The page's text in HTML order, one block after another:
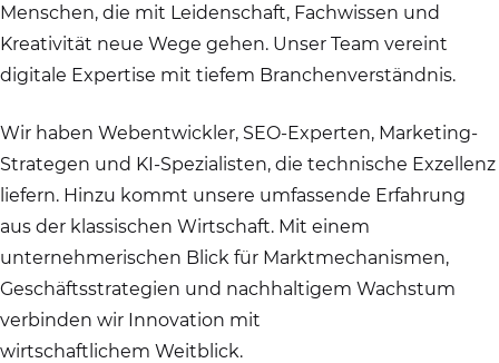
Menschen, die mit Leidenschaft, Fachwissen und
Kreativität neue Wege gehen. Unser Team vereint
digitale Expertise mit tiefem Branchenverständnis.
Wir haben Webentwickler, SEO-Experten, Marketing-
Strategen und KI-Spezialisten, die technische Exzellenz
liefern. Hinzu kommt unsere umfassende Erfahrung
aus der klassischen Wirtschaft. Mit einem
unternehmerischen Blick für Marktmechanismen,
Geschäftsstrategien und nachhaltigem Wachstum
verbinden wir Innovation mit
wirtschaftlichem Weitblick.